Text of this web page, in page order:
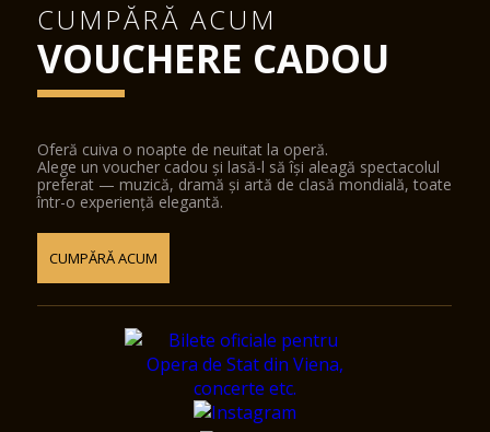
CUMPĂRĂ ACUM
VOUCHERE CADOU
Oferă cuiva o noapte de neuitat la operă.
Alege un voucher cadou și lasă-l să își aleagă spectacolul
preferat — muzică, dramă și artă de clasă mondială, toate
într-o experiență elegantă.
CUMPĂRĂ ACUM